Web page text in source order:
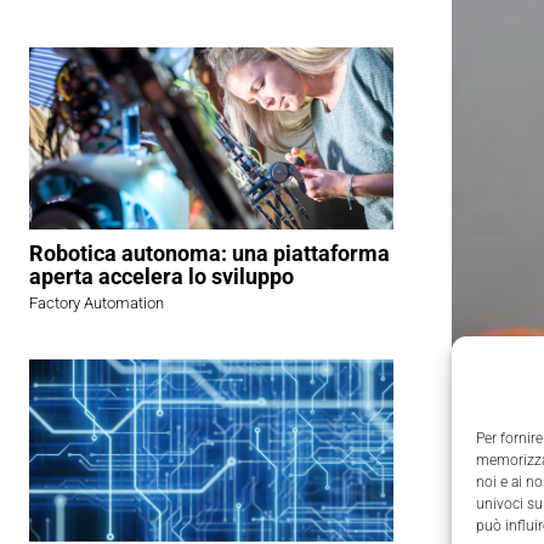
Per
noi e ai
univoci
può
Robotica autonoma: una piattaforma
aperta accelera lo sviluppo
Factory Automation